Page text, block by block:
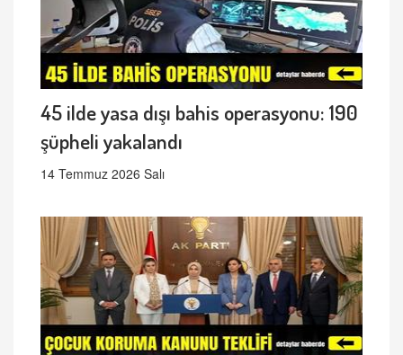
45 ilde yasa dışı bahis operasyonu: 190
şüpheli yakalandı
14 Temmuz 2026 Salı